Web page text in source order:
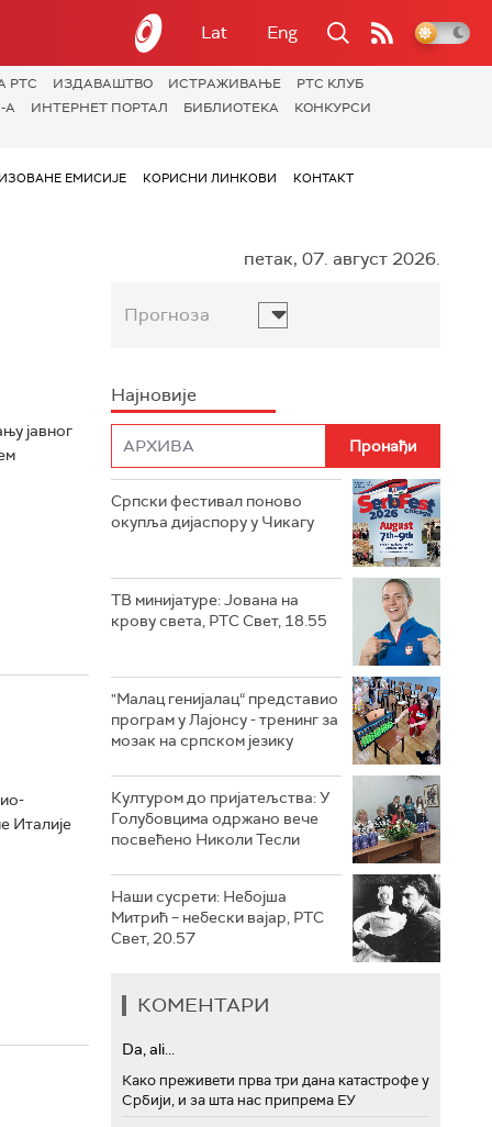
Lat Eng
РТС ИЗДАВАШТВО ИСТРАЖИВАЊЕ
РТС КЛУБ
А ИНТЕРНЕТ ПОРТАЛ БИБЛИОТЕКА
КОНКУРСИ
ЕМИСИЈЕ КОРИСНИ ЛИНКОВИ
КОНТАКТ
јавног
Италије
петак, 07. август 2026.
Прогноза
Најновије
Српски фестивал поново
окупља дијаспору у Чикагу
ТВ минијатуре: Јована на
крову света, РТС Свет, 18.55
"Малац генијалац“ представио
програм у Лајонсу - тренинг за
мозак на српском језику
Културом до пријатељства: У
Голубовцима одржано вече
посвећено Николи Тесли
Наши сусрети: Небојша
Митрић – небески вајар, РТС
Свет, 20.57
КОМЕНТАРИ
Da, ali...
Како преживети прва три дана катастрофе у
Србији, и за шта нас припрема ЕУ